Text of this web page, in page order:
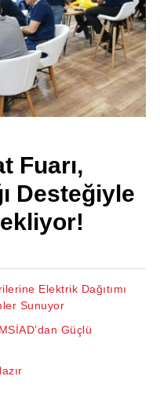
Fuarı,
Desteğiyle
Elektrik Dağıtımı
Sunuyor
Güçlü